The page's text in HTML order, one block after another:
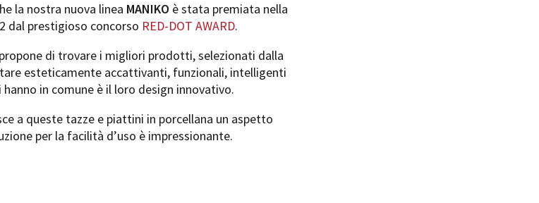
la nostra nuova linea MANIKO è stata premiata nella
dal prestigioso concorso RED-DOT AWARD.
di trovare i migliori prodotti, selezionati dalla
esteticamente accattivanti, funzionali, intelligenti
in comune è il loro design innovativo.
a queste tazze e piattini in porcellana un aspetto
per la facilità d’uso è impressionante.